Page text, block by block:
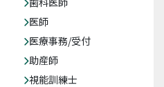
医師
医療事務/受付
助産師
視能訓練士